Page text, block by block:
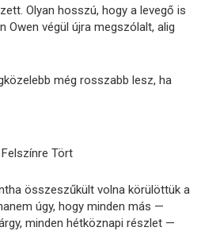
Olyan hosszú, hogy a levegő is
Owen végül újra megszólalt, alig
még rosszabb lesz, ha
Tört
összeszűkült volna körülöttük a
úgy, hogy minden más —
minden hétköznapi részlet —